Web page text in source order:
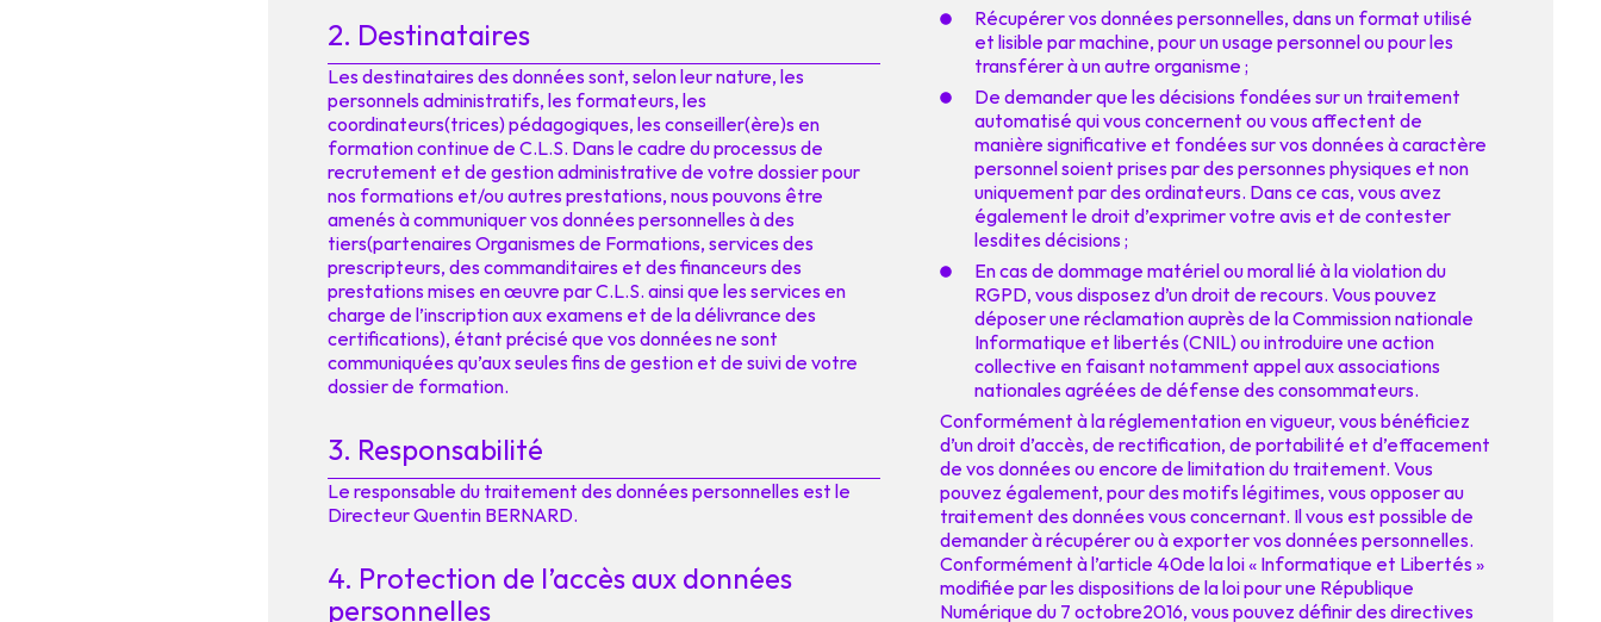
2. Destinataires
Les destinataires des données sont, selon leur nature, les
personnels administratifs, les formateurs, les
coordinateurs(trices) pédagogiques, les conseiller(ère)s en
formation continue de C.L.S. Dans le cadre du processus de
recrutement et de gestion administrative de votre dossier pour
nos formations et/ou autres prestations, nous pouvons être
amenés à communiquer vos données personnelles à des
tiers(partenaires Organismes de Formations, services des
prescripteurs, des commanditaires et des financeurs des
prestations mises en œuvre par C.L.S. ainsi que les services en
charge de l’inscription aux examens et de la délivrance des
certifications), étant précisé que vos données ne sont
communiquées qu’aux seules fins de gestion et de suivi de votre
dossier de formation.
3. Responsabilité
Le responsable du traitement des données personnelles est le
Directeur Quentin BERNARD.
4. Protection de l’accès aux données
personnelles
Récupérer vos données personnelles, dans un format utilisé
et lisible par machine, pour un usage personnel ou pour les
transférer à un autre organisme ;
De demander que les décisions fondées sur un traitement
automatisé qui vous concernent ou vous affectent de
manière significative et fondées sur vos données à caractère
personnel soient prises par des personnes physiques et non
uniquement par des ordinateurs. Dans ce cas, vous avez
également le droit d’exprimer votre avis et de contester
lesdites décisions ;
En cas de dommage matériel ou moral lié à la violation du
RGPD, vous disposez d’un droit de recours. Vous pouvez
déposer une réclamation auprès de la Commission nationale
Informatique et libertés (CNIL) ou introduire une action
collective en faisant notamment appel aux associations
nationales agréées de défense des consommateurs.
Conformément à la réglementation en vigueur, vous bénéficiez
d’un droit d’accès, de rectification, de portabilité et d’effacement
de vos données ou encore de limitation du traitement. Vous
pouvez également, pour des motifs légitimes, vous opposer au
traitement des données vous concernant. Il vous est possible de
demander à récupérer ou à exporter vos données personnelles.
Conformément à l’article 40de la loi « Informatique et Libertés »
modifiée par les dispositions de la loi pour une République
Numérique du 7 octobre2016, vous pouvez définir des directives